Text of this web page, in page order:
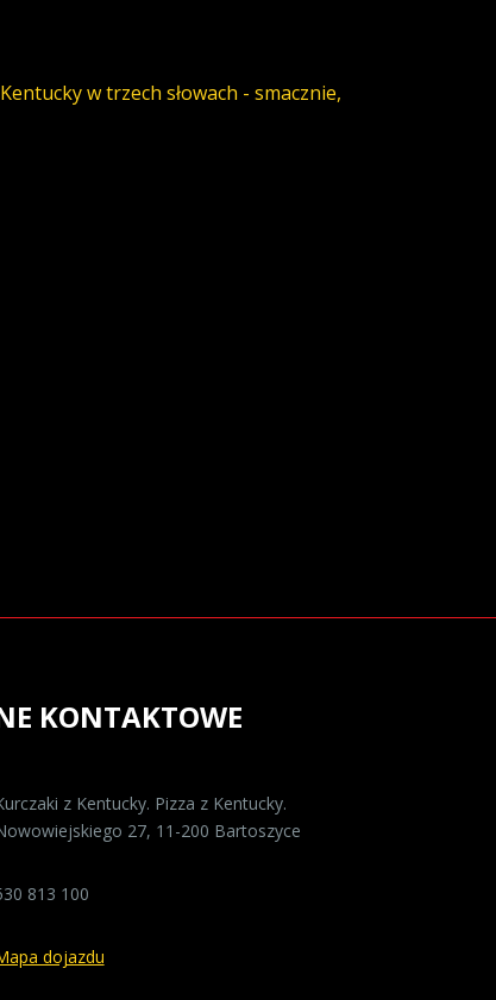
w trzech słowach - smacznie,
KONTAKTOWE
z Kentucky. Pizza z Kentucky.
27, 11-200 Bartoszyce
813 100
dojazdu